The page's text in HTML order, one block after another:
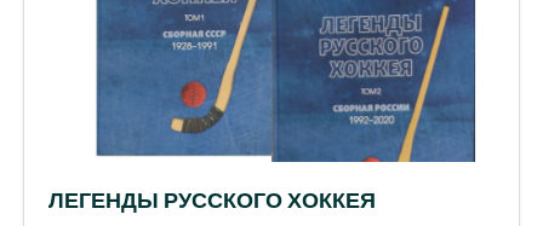
ЛЕГЕНДЫ РУССКОГО ХОККЕЯ